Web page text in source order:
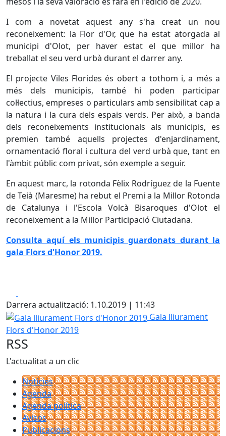
I com a novetat aquest any s'ha creat un nou
reconeixement: la Flor d'Or, que ha estat atorgada al
municipi d'Olot, per haver estat el que millor ha
treballat el seu verd urbà durant el darrer any.
El projecte Viles Florides és obert a tothom i, a més a
més dels municipis, també hi poden participar
col·lectius, empreses o particulars amb sensibilitat cap a
la natura i la cura dels espais verds. Per això, a banda
dels reconeixements institucionals als municipis, es
premien també aquells projectes d'enjardinament,
ornamentació floral i cultura del verd urbà que, tant en
l'àmbit públic com privat, són exemple a seguir.
En aquest marc, la rotonda Fèlix Rodríguez de la Fuente
de Teià (Maresme) ha rebut el Premi a la Millor Rotonda
de Catalunya i l'Escola Volcà Bisaroques d'Olot el
reconeixement a la Millor Participació Ciutadana.
Consulta aquí els municipis guardonats durant la
gala Flors d'Honor 2019.
Darrera actualització: 1.10.2019 | 11:43
Gala lliurament Flors d'Honor 2019
Gala lliurament
Flors d'Honor 2019
RSS
L'actualitat a un clic
Notícies
Agenda
Agenda política
Avisos
Publicacions